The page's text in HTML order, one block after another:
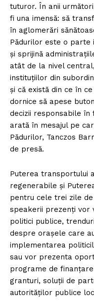
tuturor. În anii
fi una imensă: să
în aglomerări
Pădurilor este o parte
și sprijină
atât de la nivel
instituțiilor din
și că există din ce în
dornice să apese
decizii responsabile în
arată în mesajul pe
Pădurilor, Tanczos
de presă.
Puterea transportului
regenerabile și
pentru cele trei zile
speakerii prezenți vor
politici publice,
despre orașele care
implementarea
sau vor prezenta
programe de
granturi, soluții de
autorităților publice